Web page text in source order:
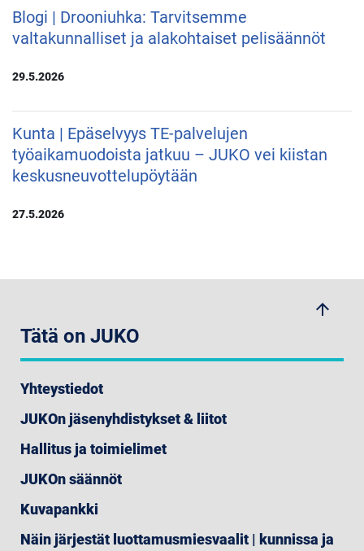
Blogi | Drooniuhka: Tarvitsemme
valtakunnalliset ja alakohtaiset pelisäännöt
29.5.2026
Kunta | Epäselvyys TE-palvelujen
työaikamuodoista jatkuu – JUKO vei kiistan
keskusneuvottelupöytään
27.5.2026
arrow_upwards
Tätä on JUKO
Yhteystiedot
JUKOn jäsenyhdistykset & liitot
Hallitus ja toimielimet
JUKOn säännöt
Kuvapankki
Näin järjestät luottamusmiesvaalit | kunnissa ja